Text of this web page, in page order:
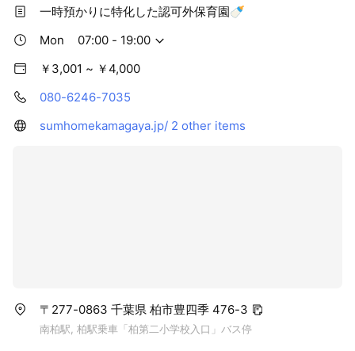
一時預かりに特化した認可外保育園🍼
Mon
07:00 - 19:00
￥3,001 ~ ￥4,000
080-6246-7035
sumhomekamagaya.jp/ 2 other items
〒277-0863 千葉県 柏市豊四季 476-3
南柏駅, 柏駅乗車「柏第二小学校入口」バス停